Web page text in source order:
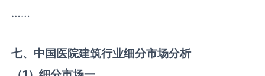
……
七、中国医院建筑行业细分市场分析